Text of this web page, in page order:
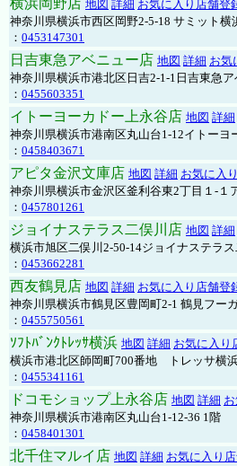
横浜岡野店 地図 詳細 お気に入り店舗登
神奈川県横浜市西区岡野2-5-18 サミット横
： 0453147301
日吉東急アベニュー店 地図 詳細 お気
神奈川県横浜市港北区日吉2-1-1日吉東急
： 0455603351
イトーヨーカドー上永谷店 地図 詳細
神奈川県横浜市港南区丸山台1-12イトーヨ
： 0458403671
アピタ金沢文庫店 地図 詳細 お気に入
神奈川県横浜市金沢区釜利谷東2丁目１-１
： 0457801261
ジョイナステラス二俣川店 地図 詳細
横浜市旭区二俣川2-50-14ジョイナステラ
： 0453662281
西友鶴見店 地図 詳細 お気に入り店舗登
神奈川県横浜市鶴見区豊岡町2-1 鶴見フー
： 0455750561
ｿﾌﾄﾊﾞﾝｸﾄﾚｯｻ横浜 地図 詳細 お気に入り
横浜市港北区師岡町700番地 トレッサ横
： 0455341161
ドコモショップ上永谷店 地図 詳細
神奈川県横浜市港南区丸山台1-12-36 1階
： 0458401301
北千住マルイ店 地図 詳細 お気に入り